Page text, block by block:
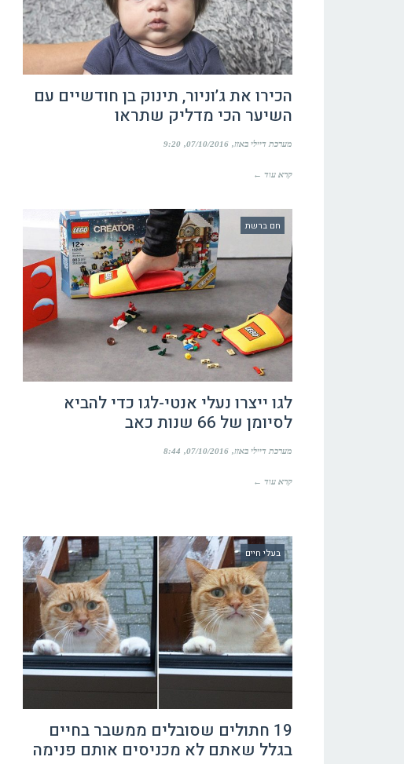
הכירו את ג’וניור, תינוק בן חודשיים עם
השיער הכי מדליק שתראו
מערכת דיילי באזז 07/10/2016
9:20
קרא עוד ←
חם ברשת
לגו ייצרו נעלי אנטי-לגו כדי להביא
לסיומן של 66 שנות כאב
מערכת דיילי באזז 07/10/2016
8:44
קרא עוד ←
בעלי חיים
19 חתולים שסובלים ממשבר בחיים
בגלל שאתם לא מכניסים אותם פנימה